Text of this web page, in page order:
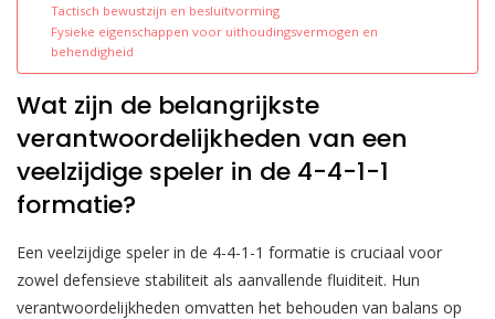
Tactisch bewustzijn en besluitvorming
Fysieke eigenschappen voor uithoudingsvermogen en
behendigheid
Wat zijn de belangrijkste
verantwoordelijkheden van een
veelzijdige speler in de 4-4-1-1
formatie?
Een veelzijdige speler in de 4-4-1-1 formatie is cruciaal voor
zowel defensieve stabiliteit als aanvallende fluiditeit. Hun
verantwoordelijkheden omvatten het behouden van balans op